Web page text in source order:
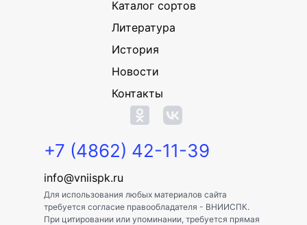
Каталог сортов
Литература
История
Новости
Контакты
+7 (4862) 42-11-39
info@vniispk.ru
Для использования любых материалов сайта
требуется согласие правообладателя - ВНИИСПК.
При цитировании или упоминании, требуется прямая